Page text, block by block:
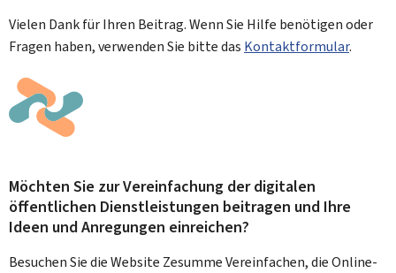
Vielen Dank für Ihren Beitrag. Wenn Sie Hilfe benötigen oder
Fragen haben, verwenden Sie bitte das Kontaktformular.
Möchten Sie zur Vereinfachung der digitalen
öffentlichen Dienstleistungen beitragen und Ihre
Ideen und Anregungen einreichen?
Besuchen Sie die Website Zesumme Vereinfachen, die Online-